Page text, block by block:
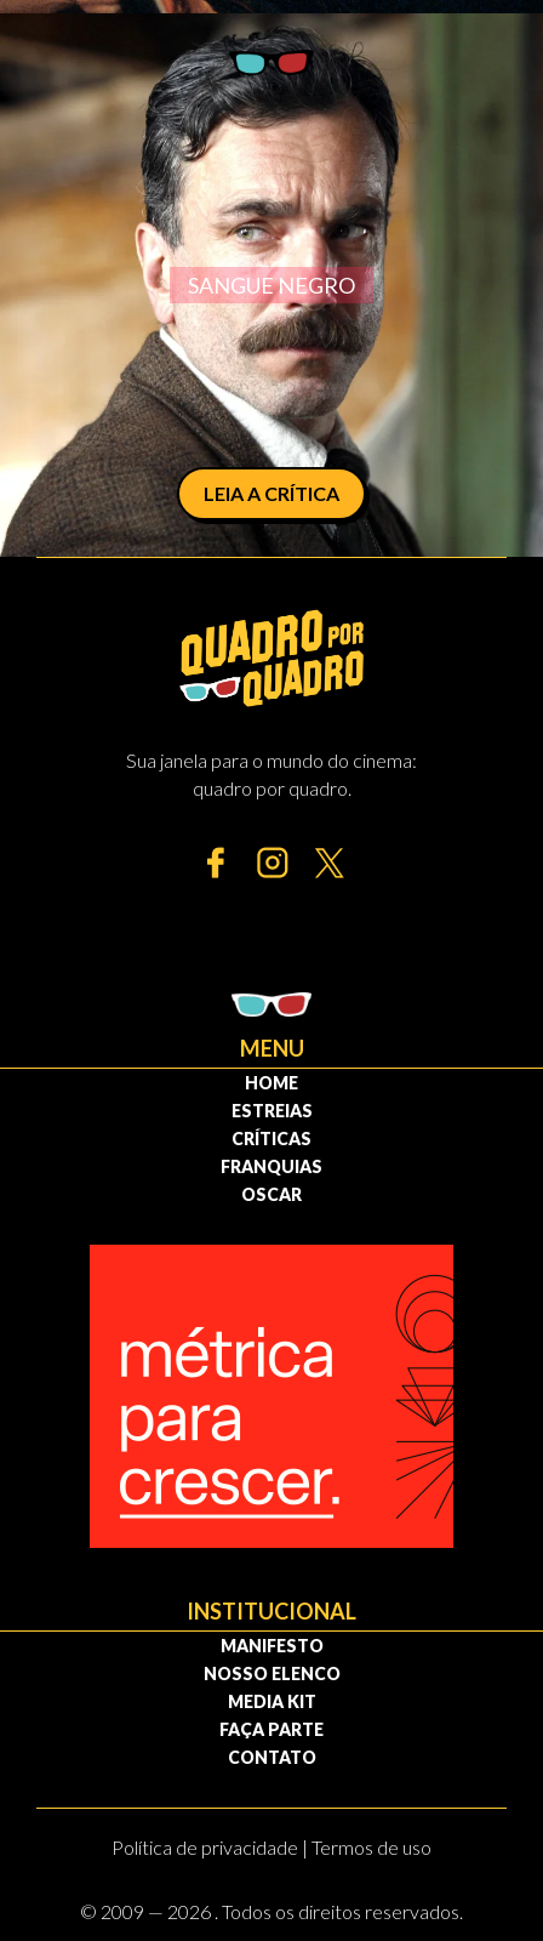
SANGUE NEGRO
LEIA A CRÍTICA
Sua janela para o mundo do cinema:
quadro por quadro.
MENU
HOME
ESTREIAS
CRÍTICAS
FRANQUIAS
OSCAR
INSTITUCIONAL
MANIFESTO
NOSSO ELENCO
MEDIA KIT
FAÇA PARTE
CONTATO
Política de privacidade | Termos de uso
© 2009 — 2026 . Todos os direitos reservados.